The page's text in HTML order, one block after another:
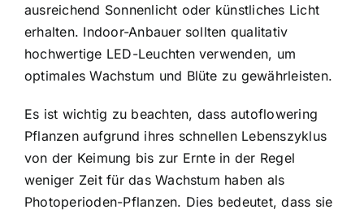
ausreichend Sonnenlicht oder künstliches Licht
erhalten. Indoor-Anbauer sollten qualitativ
hochwertige LED-Leuchten verwenden, um
optimales Wachstum und Blüte zu gewährleisten.
Es ist wichtig zu beachten, dass autoflowering
Pflanzen aufgrund ihres schnellen Lebenszyklus
von der Keimung bis zur Ernte in der Regel
weniger Zeit für das Wachstum haben als
Photoperioden-Pflanzen. Dies bedeutet, dass sie